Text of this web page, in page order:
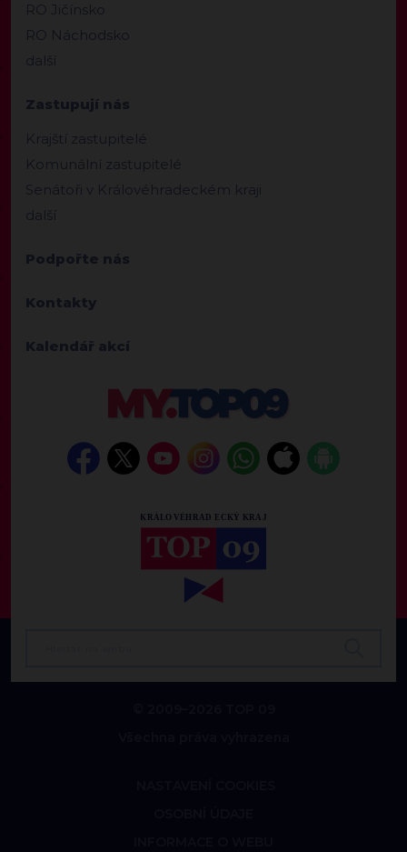
RO Jičínsko
RO Náchodsko
další
Zastupují nás
Krajští zastupitelé
Komunální zastupitelé
Senátoři v Královéhradeckém kraji
další
Podpořte nás
Kontakty
Kalendář akcí